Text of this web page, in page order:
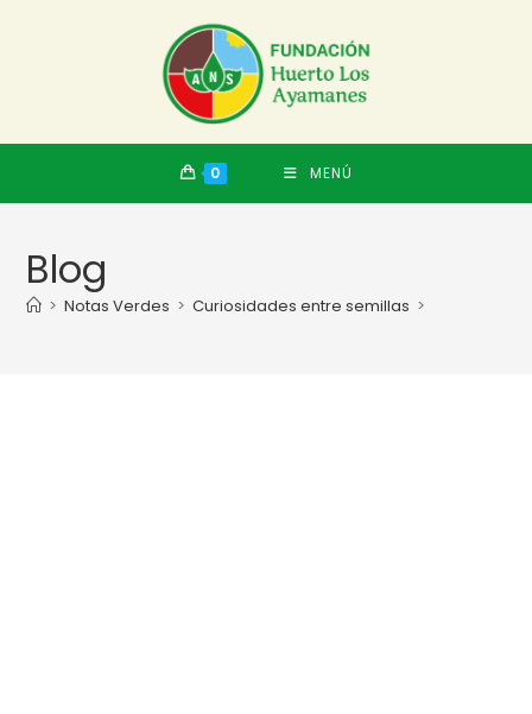
0 MENÚ
Blog
> Notas Verdes > Curiosidades entre semillas >